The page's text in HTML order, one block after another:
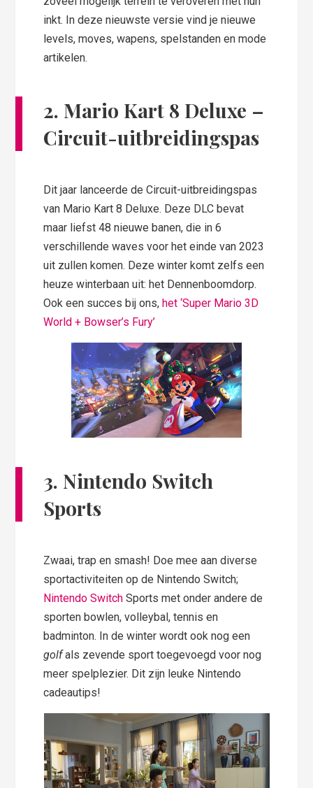
inkt. In deze nieuwste versie vind je nieuwe
levels, moves, wapens, spelstanden en mode
artikelen.
2. Mario Kart 8 Deluxe –
Circuit-uitbreidingspas
Dit jaar lanceerde de Circuit-uitbreidingspas
van Mario Kart 8 Deluxe. Deze DLC bevat
maar liefst 48 nieuwe banen, die in 6
verschillende waves voor het einde van 2023
uit zullen komen. Deze winter komt zelfs een
heuze winterbaan uit: het Dennenboomdorp.
Ook een succes bij ons,het ‘Super Mario 3D
World + Bowser’s Fury’
3. Nintendo Switch
Sports
Zwaai, trap en smash! Doe mee aan diverse
sportactiviteiten op de Nintendo Switch;
Nintendo Switch Sports met onder andere de
sporten bowlen, volleybal, tennis en
badminton. In de winter wordt ook nog een
golfals zevende sport toegevoegd voor nog
meer spelplezier. Dit zijn leuke Nintendo
cadeautips!